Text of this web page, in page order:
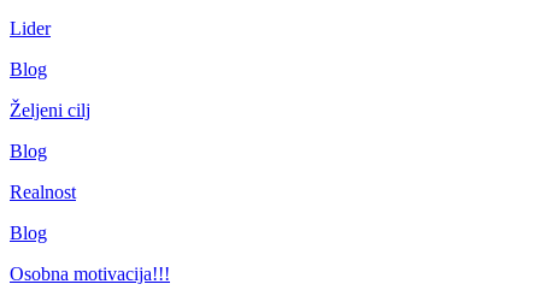
Lider
Blog
Željeni cilj
Blog
Realnost
Blog
Osobna motivacija!!!